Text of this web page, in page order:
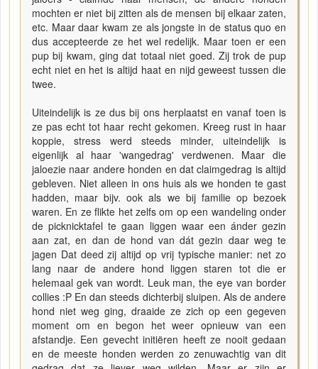
mochten er niet bij zitten als de mensen bij elkaar zaten,
etc. Maar daar kwam ze als jongste in de status quo en
dus accepteerde ze het wel redelijk. Maar toen er een
pup bij kwam, ging dat totaal niet goed. Zij trok de pup
echt niet en het is altijd haat en nijd geweest tussen die
twee.
Uiteindelijk is ze dus bij ons herplaatst en vanaf toen is
ze pas echt tot haar recht gekomen. Kreeg rust in haar
koppie, stress werd steeds minder, uiteindelijk is
eigenlijk al haar 'wangedrag' verdwenen. Maar die
jaloezie naar andere honden en dat claimgedrag is altijd
gebleven. Niet alleen in ons huis als we honden te gast
hadden, maar bijv. ook als we bij familie op bezoek
waren. En ze flikte het zelfs om op een wandeling onder
de picknicktafel te gaan liggen waar een ánder gezin
aan zat, en dan de hond van dát gezin daar weg te
jagen Dat deed zij altijd op vrij typische manier: net zo
lang naar de andere hond liggen staren tot die er
helemaal gek van wordt. Leuk man, the eye van border
collies :P En dan steeds dichterbij sluipen. Als de andere
hond niet weg ging, draaide ze zich op een gegeven
moment om en begon het weer opnieuw van een
afstandje. Een gevecht initiëren heeft ze nooit gedaan
en de meeste honden werden zo zenuwachtig van dit